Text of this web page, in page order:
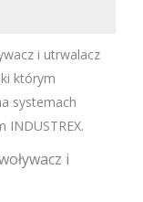
i utrwalacz
którym
systemach